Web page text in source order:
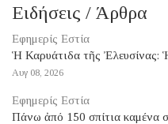
Ειδήσεις / Άρθρα
Εφημερίς Εστία
Ἡ Καρυάτιδα τῆς Ἐλευσίνας:
Αυγ 08, 2026
Εφημερίς Εστία
Πάνω ἀπό 150 σπίτια καμένα